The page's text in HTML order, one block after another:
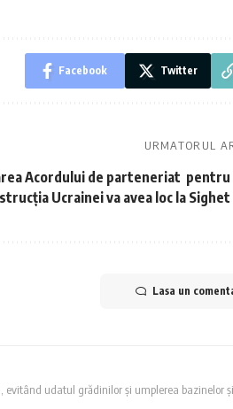
Facebook Twitter
URMATORUL
Acordului de parteneriat pentru
Ucrainei va avea loc la Sighet
Lasa un
evitând udatul grădinilor și umplerea bazinelor